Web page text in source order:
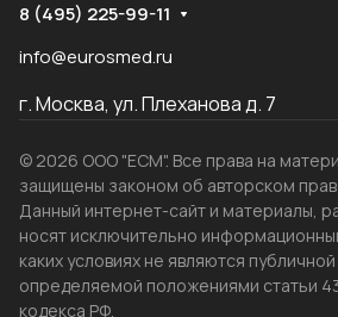
8 (495) 225-99-11
info@eurosmed.ru
г. Москва, ул. Плеханова д. 7
© 2026 ООО "ЕСМ". Все права на
защищены законом об авторском
Данный интернет-сайт и материалы,
носят исключительно
каких условиях не являются
определяемой положениями статьи
кодекса РФ.